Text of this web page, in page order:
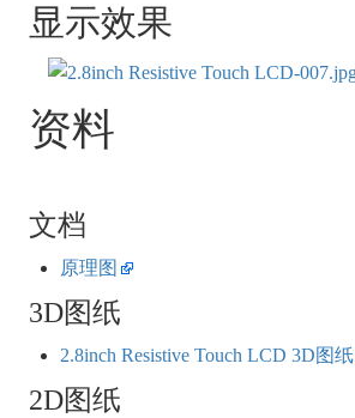
显示效果
资料
文档
原理图
3D图纸
2.8inch Resistive Touch LCD 3D图纸
2D图纸